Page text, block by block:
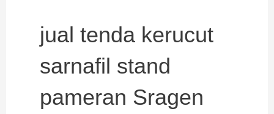
jual tenda kerucut
sarnafil stand
pameran Sragen